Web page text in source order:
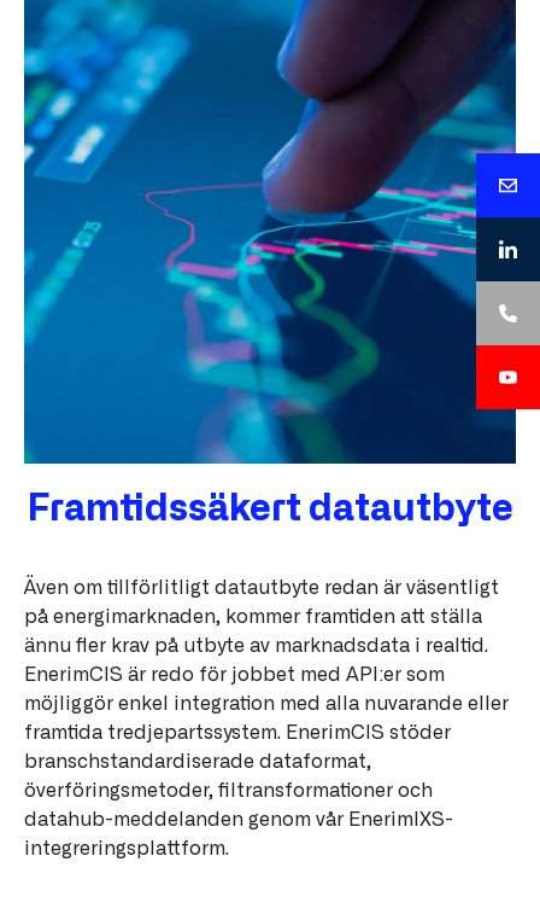
Framtidssäkert datautbyte
Även om tillförlitligt datautbyte redan är väsentligt
på energimarknaden, kommer framtiden att ställa
ännu fler krav på utbyte av marknadsdata i realtid.
EnerimCIS är redo för jobbet med API:er som
möjliggör enkel integration med alla nuvarande eller
framtida tredjepartssystem. EnerimCIS stöder
branschstandardiserade dataformat,
överföringsmetoder, filtransformationer och
datahub-meddelanden genom vår EnerimIXS-
integreringsplattform.